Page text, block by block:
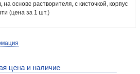
на основе растворителя, с кисточкой, корпус
(цена за 1 шт.)
цена и наличие